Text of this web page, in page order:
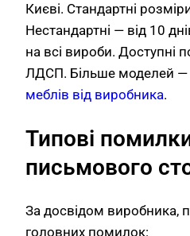
Києві. Стандартні
Нестандартні — від 10
на всі вироби. Доступні
ЛДСП. Більше моделей —
меблів від виробника.
Типові
письмового
За досвідом виробника,
головних помилок: